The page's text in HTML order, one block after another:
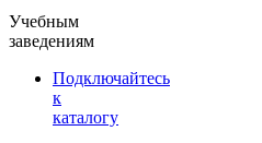
Учебным
заведениям
Подключайтесь
к
каталогу